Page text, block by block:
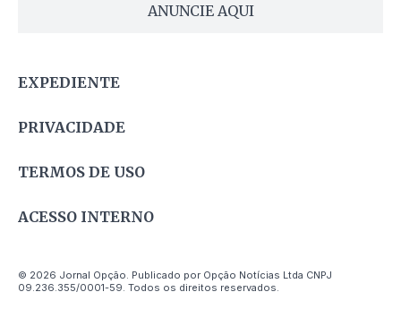
ANUNCIE AQUI
EXPEDIENTE
PRIVACIDADE
TERMOS DE USO
ACESSO INTERNO
© 2026 Jornal Opção. Publicado por Opção Notícias Ltda CNPJ
09.236.355/0001-59. Todos os direitos reservados.